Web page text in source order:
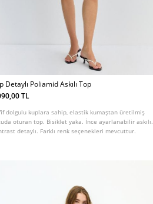
Detaylı Poliamid Askılı Top
TL
dolgulu kuplara sahip, elastik kumaştan üretilmiş
oturan top. Bisiklet yaka. İnce ayarlanabilir askılı.
detaylı. Farklı renk seçenekleri mevcuttur.